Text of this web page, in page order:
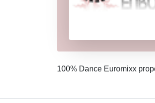
100% Dance Euromixx